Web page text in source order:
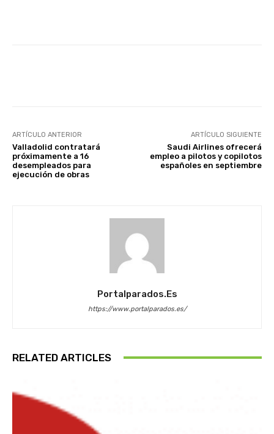
ARTÍCULO ANTERIOR
Valladolid contratará
próximamente a 16
desempleados para
ejecución de obras
ARTÍCULO SIGUIENTE
Saudi Airlines ofrecerá
empleo a pilotos y copilotos
españoles en septiembre
Portalparados.es
https://www.portalparados.es/
RELATED ARTICLES